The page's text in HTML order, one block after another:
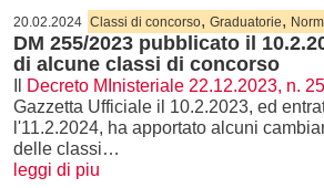
20.02.2024 Classi di concorso, Graduatorie,
DM 255/2023 pubblicato il
di alcune classi di concorso
Decreto MInisteriale 22.12.2023, n.
Gazzetta Ufficiale il 10.2.2023, ed
l'11.2.2024, ha apportato alcuni
delle classi…
leggi di piu